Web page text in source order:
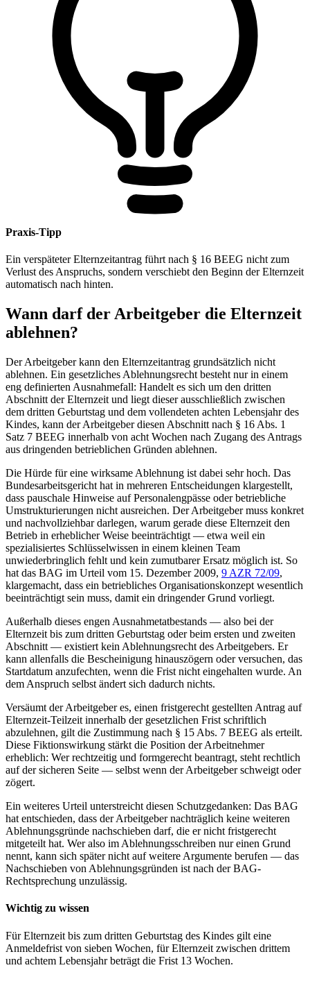
Praxis-Tipp
Ein verspäteter Elternzeitantrag führt nach § 16 BEEG nicht zum
Verlust des Anspruchs, sondern verschiebt den Beginn der Elternzeit
automatisch nach hinten.
Wann darf der Arbeitgeber die Elternzeit
ablehnen?
Der Arbeitgeber kann den Elternzeitantrag grundsätzlich nicht
ablehnen. Ein gesetzliches Ablehnungsrecht besteht nur in einem
eng definierten Ausnahmefall: Handelt es sich um den dritten
Abschnitt der Elternzeit und liegt dieser ausschließlich zwischen
dem dritten Geburtstag und dem vollendeten achten Lebensjahr des
Kindes, kann der Arbeitgeber diesen Abschnitt nach § 16 Abs. 1
Satz 7 BEEG innerhalb von acht Wochen nach Zugang des Antrags
aus dringenden betrieblichen Gründen ablehnen.
Die Hürde für eine wirksame Ablehnung ist dabei sehr hoch. Das
Bundesarbeitsgericht hat in mehreren Entscheidungen klargestellt,
dass pauschale Hinweise auf Personalengpässe oder betriebliche
Umstrukturierungen nicht ausreichen. Der Arbeitgeber muss konkret
und nachvollziehbar darlegen, warum gerade diese Elternzeit den
Betrieb in erheblicher Weise beeinträchtigt — etwa weil ein
spezialisiertes Schlüsselwissen in einem kleinen Team
unwiederbringlich fehlt und kein zumutbarer Ersatz möglich ist. So
hat das BAG im Urteil vom 15. Dezember 2009, 9 AZR 72/09,
klargemacht, dass ein betriebliches Organisationskonzept wesentlich
beeinträchtigt sein muss, damit ein dringender Grund vorliegt.
Außerhalb dieses engen Ausnahmetatbestands — also bei der
Elternzeit bis zum dritten Geburtstag oder beim ersten und zweiten
Abschnitt — existiert kein Ablehnungsrecht des Arbeitgebers. Er
kann allenfalls die Bescheinigung hinauszögern oder versuchen, das
Startdatum anzufechten, wenn die Frist nicht eingehalten wurde. An
dem Anspruch selbst ändert sich dadurch nichts.
Versäumt der Arbeitgeber es, einen fristgerecht gestellten Antrag auf
Elternzeit-Teilzeit innerhalb der gesetzlichen Frist schriftlich
abzulehnen, gilt die Zustimmung nach § 15 Abs. 7 BEEG als erteilt.
Diese Fiktionswirkung stärkt die Position der Arbeitnehmer
erheblich: Wer rechtzeitig und formgerecht beantragt, steht rechtlich
auf der sicheren Seite — selbst wenn der Arbeitgeber schweigt oder
zögert.
Ein weiteres Urteil unterstreicht diesen Schutzgedanken: Das BAG
hat entschieden, dass der Arbeitgeber nachträglich keine weiteren
Ablehnungsgründe nachschieben darf, die er nicht fristgerecht
mitgeteilt hat. Wer also im Ablehnungsschreiben nur einen Grund
nennt, kann sich später nicht auf weitere Argumente berufen — das
Nachschieben von Ablehnungsgründen ist nach der BAG-
Rechtsprechung unzulässig.
Wichtig zu wissen
Für Elternzeit bis zum dritten Geburtstag des Kindes gilt eine
Anmeldefrist von sieben Wochen, für Elternzeit zwischen drittem
und achtem Lebensjahr beträgt die Frist 13 Wochen.